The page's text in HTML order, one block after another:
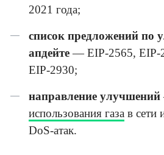
2021 года;
список предложений по
апдейте— EIP-2565, EIP-
EIP-2930;
направление улучшений
использования газа в сети
DoS-атак.